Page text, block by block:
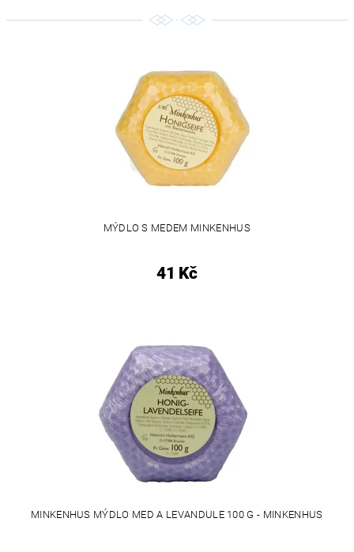
MÝDLO S MEDEM MINKENHUS
41 Kč
MINKENHUS MÝDLO MED A LEVANDULE 100 G - MINKENHUS